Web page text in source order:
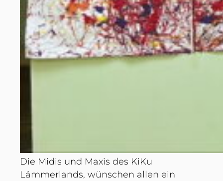
Die Midis und Maxis des KiKu
Lämmerlands, wünschen allen ein